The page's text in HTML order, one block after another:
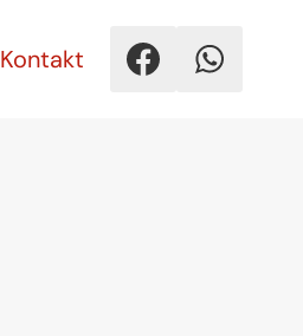
Kontakt